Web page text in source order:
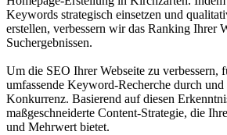
Keywords strategisch einsetzen und
erstellen, verbessern wir das Ranking Ihrer
Suchergebnissen.
Um die SEO Ihrer Webseite zu verbessern,
umfassende Keyword-Recherche durch
Konkurrenz. Basierend auf diesen
maßgeschneiderte Content-Strategie, die
und Mehrwert bietet.